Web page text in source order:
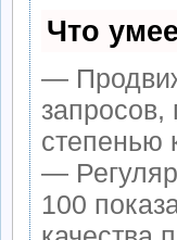
Что
—
степенью
—
100